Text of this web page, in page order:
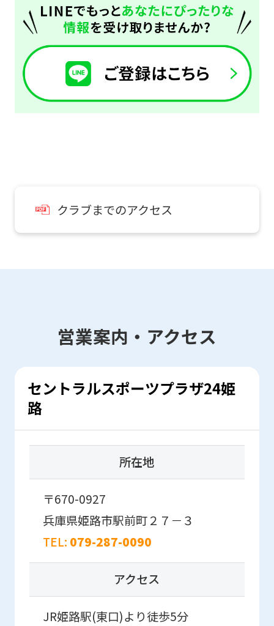
クラブまでのアクセス
営業案内・アクセス
セントラルスポーツプラザ24姫
路
所在地
〒670-0927
兵庫県姫路市駅前町２７－３
TEL: 079-287-0090
アクセス
JR姫路駅(東口)より徒歩5分